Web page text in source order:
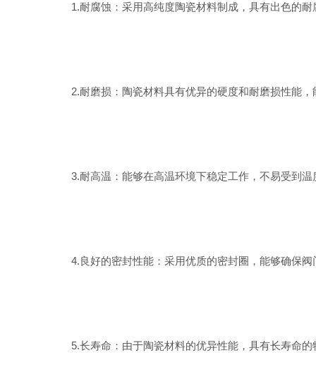
1.耐腐蚀：采用高纯度陶瓷材料制成，具有出色的耐
2.耐磨损：陶瓷材料具有优异的硬度和耐磨损性能，
3.耐高温：能够在高温环境下稳定工作，不易受到温
4.良好的密封性能：采用优质的密封圈，能够确保阀
5.长寿命：由于陶瓷材料的优异性能，具有长寿命的